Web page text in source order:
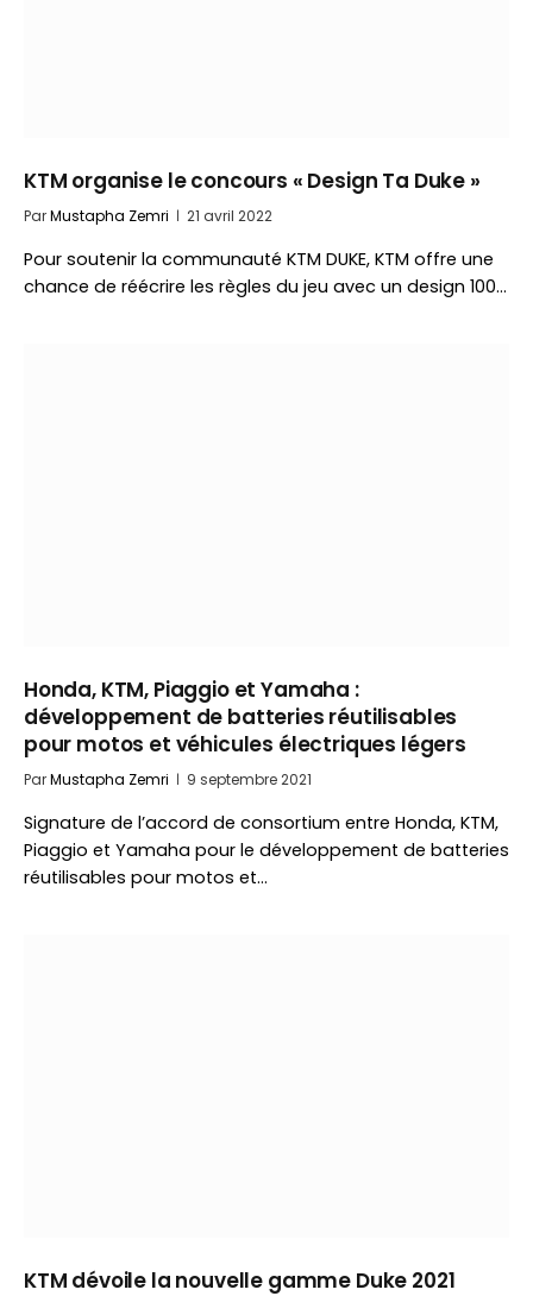
KTM organise le concours « Design Ta Duke »
ParMustapha Zemri 21 avril 2022
Pour soutenir la communauté KTM DUKE, KTM offre une
chance de réécrire les règles du jeu avec un design 100…
Honda, KTM, Piaggio et Yamaha :
développement de batteries réutilisables
pour motos et véhicules électriques légers
ParMustapha Zemri 9 septembre 2021
Signature de l’accord de consortium entre Honda, KTM,
Piaggio et Yamaha pour le développement de batteries
réutilisables pour motos et…
KTM dévoile la nouvelle gamme Duke 2021